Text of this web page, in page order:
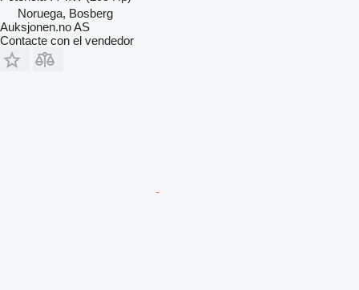
Noruega, Bosberg
Auksjonen.no AS
Contacte con el vendedor